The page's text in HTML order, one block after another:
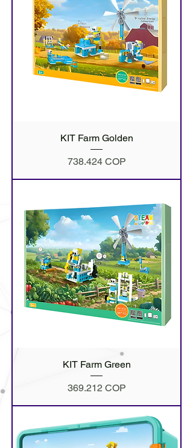
KIT Farm Golden
Precio
738.424 COP
KIT Farm Green
Precio
369.212 COP